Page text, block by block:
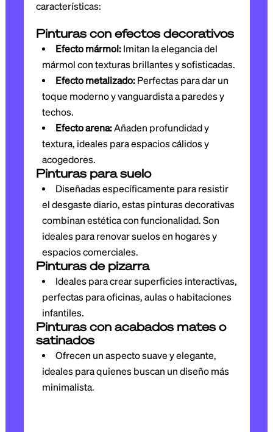
características:
Pinturas con efectos decorativos
Efecto mármol:Imitan la elegancia del
mármol con texturas brillantes y sofisticadas.
Efecto metalizado:Perfectas para dar un
toque moderno y vanguardista a paredes y
techos.
Efecto arena:Añaden profundidad y
textura, ideales para espacios cálidos y
acogedores.
Pinturas para suelo
Diseñadas específicamente para resistir
el desgaste diario, estas pinturas decorativas
combinan estética con funcionalidad. Son
ideales para renovar suelos en hogares y
espacios comerciales.
Pinturas de pizarra
Ideales para crear superficies interactivas,
perfectas para oficinas, aulas o habitaciones
infantiles.
Pinturas con acabados mates o
satinados
Ofrecen un aspecto suave y elegante,
ideales para quienes buscan un diseño más
minimalista.